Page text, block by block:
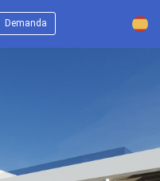
Demanda ×